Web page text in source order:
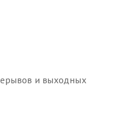
и выходных